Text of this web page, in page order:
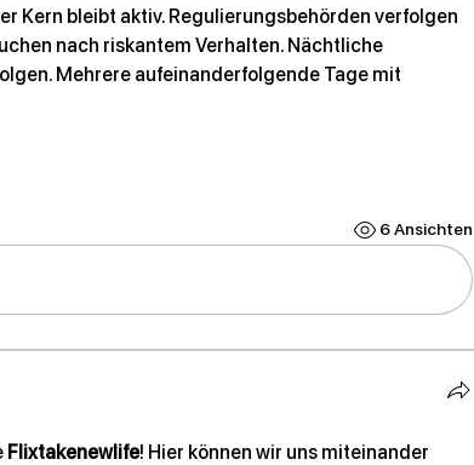
Kern bleibt aktiv. Regulierungsbehörden verfolgen
nach riskantem Verhalten. Nächtliche
Mehrere aufeinanderfolgende Tage mit
6 Ansichten
Flixtakenewlife! Hier können wir uns miteinander